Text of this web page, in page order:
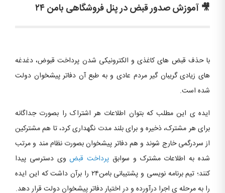
🎥 آموزش صدور قبض در پنل فروشگاهی بامن ۲۴
با حذف قبض های کاغذی و الکترونیکی شدن پرداخت قبوض، دغدغه
های زیادی گریبان گیر مردم عادی و به طبع آن دفاتر پیشخوان دولت
شده است.
ایده ی این مطلب که بتوان اطلاعات هر اشتراک را بصورت جداگانه
برای هر مشترک، ذخیره و برای بلند مدت نگهداری کرد، تا هم مشترکین
از سردرگمی خارج شوند و هم دفاتر پیشخوان بصورت نظام مند و مرتب
شده به اطلاعات مشترک و سوابق پرداخت قبضوی دسترسی پیدا
کنند؛ تیم برنامه نویسی و پشتیبانی بامن۲۴ را برآن داشت که این ایده
را به مرحله ی اجرا درآورده و در اختیار دفاتر پیشخوان دولت قرار دهد.